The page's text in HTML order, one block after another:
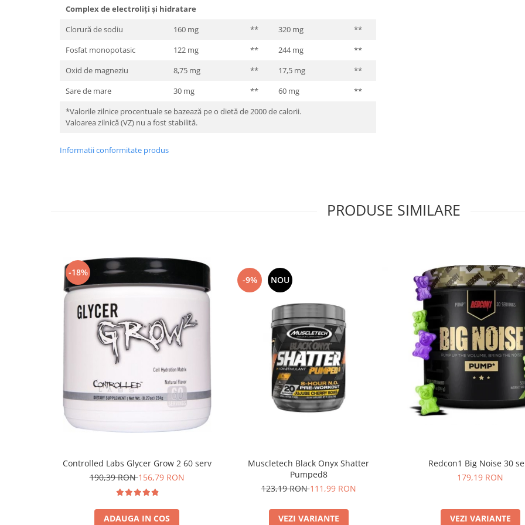
Complex de electroliți și hidratare
Clorură de sodiu
160 mg ** 320 mg
**
Fosfat monopotasic
122 mg ** 244 mg
**
Oxid de magneziu
8,75 mg ** 17,5 mg
**
Sare de mare
30 mg ** 60 mg
**
*Valorile zilnice procentuale se bazează pe o dietă de 2000 de calorii.
Valoarea zilnică (VZ) nu a fost stabilită.
Informatii conformitate produs
PRODUSE SIMILARE
-18%
Controlled Labs Glycer Grow 2 60 serv
190,39 RON156,79 RON
ADAUGA IN COS
-9% NOU
Muscletech Black Onyx Shatter
Pumped8
123,19 RON111,99 RON
VEZI VARIANTE
Redcon1 Big Noise 30
179,19 RON
VEZI VARIANTE